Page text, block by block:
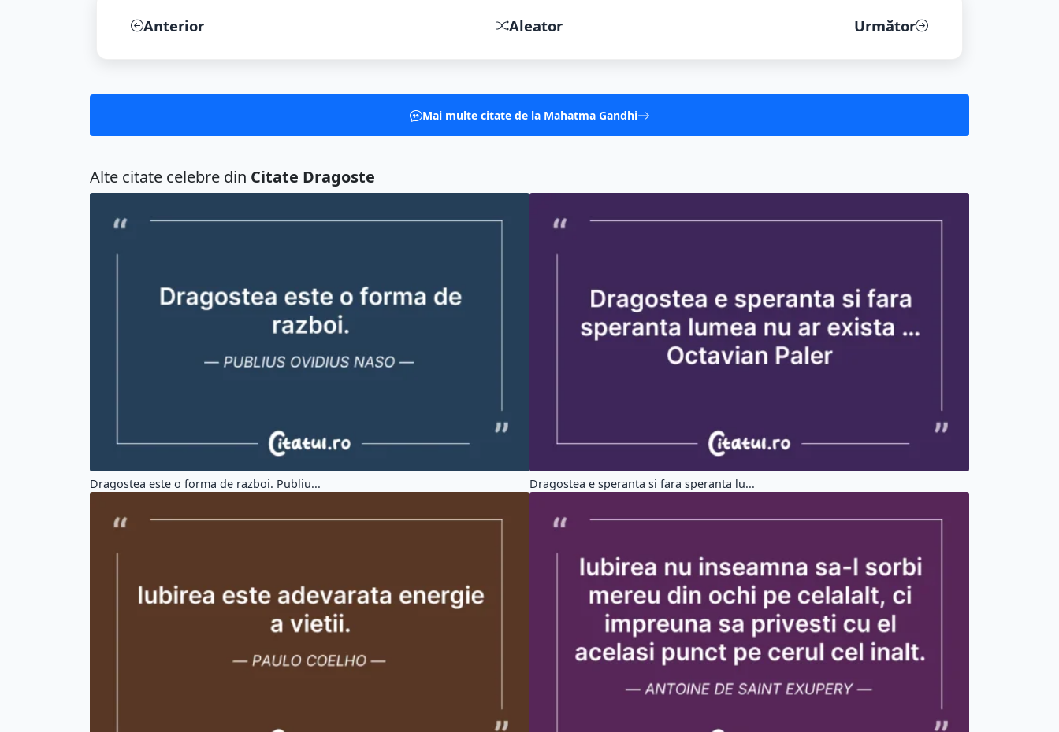
Anterior Aleator Următor
Mai multe citate de la Mahatma Gandhi
Alte citate celebre din Citate Dragoste
Dragostea este o forma de razboi. Publiu... Dragostea e speranta si fara speranta lu...